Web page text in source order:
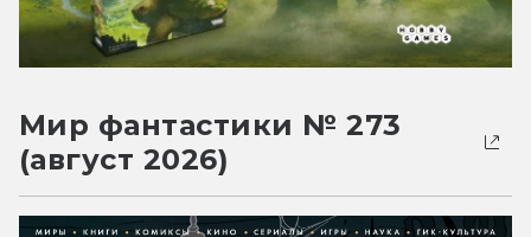
Мир фантастики № 273
(август 2026)